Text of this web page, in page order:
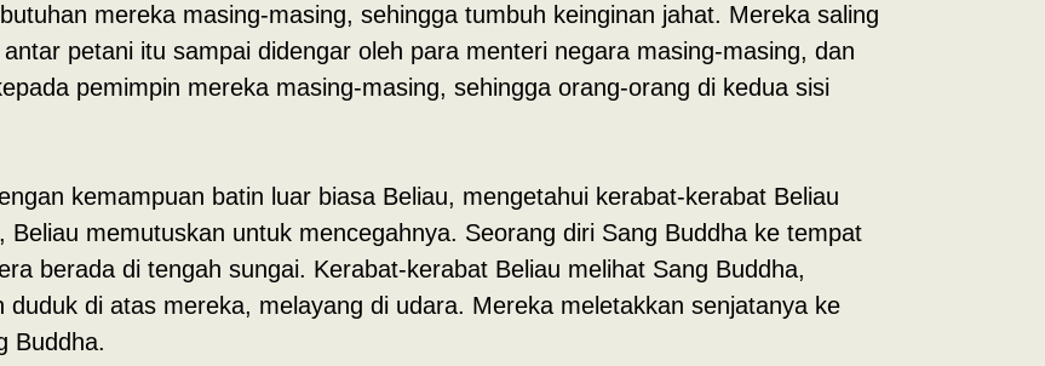
mereka masing-masing, sehingga tumbuh keinginan jahat. Mereka saling
petani itu sampai didengar oleh para menteri negara masing-masing, dan
pemimpin mereka masing-masing, sehingga orang-orang di kedua sisi
kemampuan batin luar biasa Beliau, mengetahui kerabat-kerabat Beliau
memutuskan untuk mencegahnya. Seorang diri Sang Buddha ke tempat
berada di tengah sungai. Kerabat-kerabat Beliau melihat Sang Buddha,
di atas mereka, melayang di udara. Mereka meletakkan senjatanya ke
Buddha.